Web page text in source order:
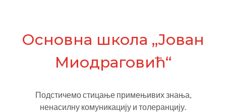
Основна школа ,,Јован
Миодраговић“
Подстичемо стицање примењивих знања,
ненасилну комуникацију и толеранцију.